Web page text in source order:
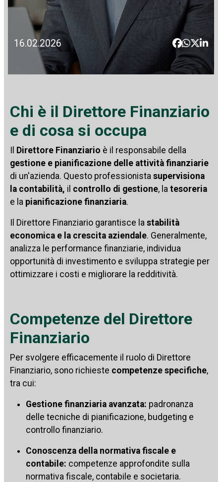
16.02.2026
Chi è il Direttore Finanziario
e di cosa si occupa
Direttore Finanziario è il responsabile della
gestione e pianificazione delle attività finanziarie
di un'azienda. Questo professionista supervisiona
la contabilità, il controllo di gestione, la tesoreria
e la pianificazione finanziaria.
Il Direttore Finanziario garantisce la stabilità
economica e la crescita aziendale. Generalmente,
analizza le performance finanziarie, individua
opportunità di investimento e sviluppa strategie per
ottimizzare i costi e migliorare la redditività.
Competenze del Direttore
Finanziario
Per svolgere efficacemente il ruolo di Direttore
Finanziario, sono richieste competenze specifiche,
tra cui:
Gestione finanziaria avanzata: padronanza
delle tecniche di pianificazione, budgeting e
controllo finanziario.
Conoscenza della normativa fiscale e
contabile: competenze approfondite sulla
normativa fiscale, contabile e societaria.